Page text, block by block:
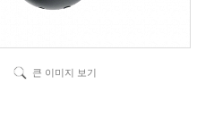
큰 이미지 보기